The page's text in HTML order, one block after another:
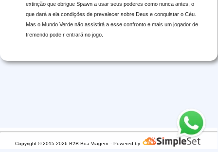
extinção que obrigue Spawn a usar seus poderes como nunca antes, o
que dará a ela condições de prevalecer sobre Deus e conquistar o Céu.
Mas o Mundo Verde não assistirá a esse confronto e mais um jogador de
tremendo pode r entrará no jogo.
Copyright © 2015-2026 B2B Boa Viagem - Powered by